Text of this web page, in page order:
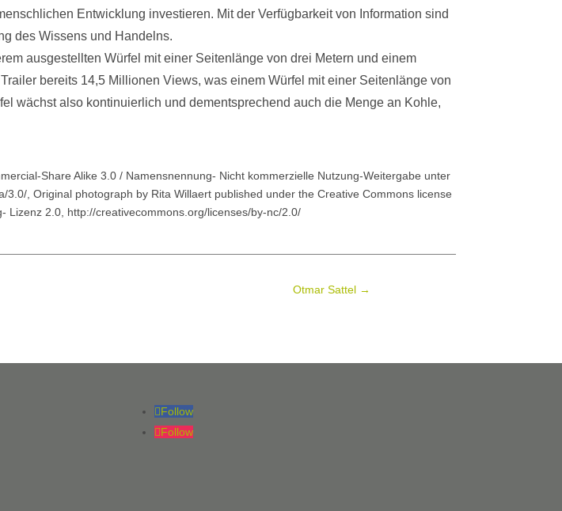
Entwicklung investieren. Mit der Verfügbarkeit von Information sind
des Wissens und Handelns.
ausgestellten Würfel mit einer Seitenlänge von drei Metern und einem
bereits 14,5 Millionen Views, was einem Würfel mit einer Seitenlänge von
wächst also kontinuierlich und dementsprechend auch die Menge an Kohle,
Share Alike 3.0 / Namensnennung- Nicht kommerzielle Nutzung-Weitergabe unter
, Original photograph by Rita Willaert published under the Creative Commons license
Lizenz 2.0, http://creativecommons.org/licenses/by-nc/2.0/
Otmar Sattel →
Follow
Follow